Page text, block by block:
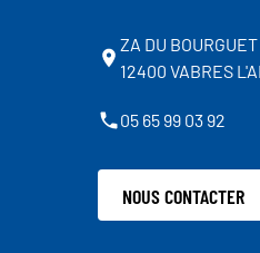
ZA DU BOURGUET
12400 VABRES
05 65 99 03 92
NOUS CONTACTER